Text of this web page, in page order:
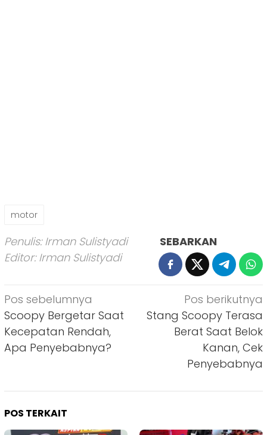
motor
Penulis: Irman Sulistyadi
Editor: Irman Sulistyadi
SEBARKAN
Navigasi
pos
Pos sebelumnya
Scoopy Bergetar Saat
Kecepatan Rendah,
Apa Penyebabnya?
Pos berikutnya
Stang Scoopy Terasa
Berat Saat Belok
Kanan, Cek
Penyebabnya
POS TERKAIT